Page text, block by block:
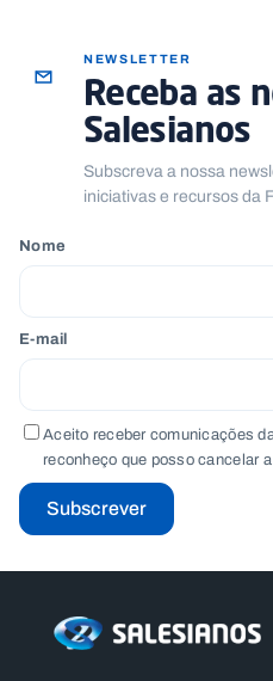
NEWSLETTER
Receba as
Salesianos
Subscreva a nossa
iniciativas e recursos da
Nome
E-mail
Aceito receber comunicações
reconheço que posso cancelar
Subscrever